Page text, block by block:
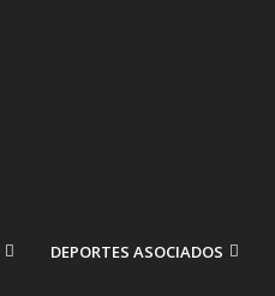
DEPORTES ASOCIADOS